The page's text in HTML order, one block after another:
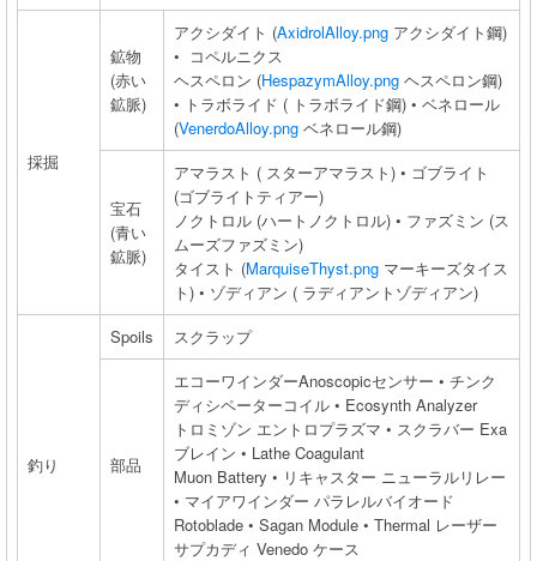
採掘
鉱物
(赤い
鉱脈)
アクシダイト (AxidrolAlloy.png アクシダイト鋼)
• コペルニクス
ヘスペロン (HespazymAlloy.png ヘスペロン鋼)
• トラボライド ( トラボライド鋼) • ベネロール
(VenerdoAlloy.png ベネロール鋼)
宝石
(青い
鉱脈)
アマラスト ( スターアマラスト) • ゴブライト
(ゴブライトティアー)
ノクトロル (ハートノクトロル) • ファズミン (ス
ムーズファズミン)
タイスト (MarquiseThyst.png マーキーズタイス
ト) • ゾディアン ( ラディアントゾディアン)
釣り
Spoils スクラップ
部品
エコーワインダーAnoscopicセンサー • チンク
ディシペーターコイル • Ecosynth Analyzer
トロミゾン エントロプラズマ • スクラバー Exa
ブレイン • Lathe Coagulant
Muon Battery • リキャスター ニューラルリレー
• マイアワインダー パラレルバイオード
Rotoblade • Sagan Module • Thermal レーザー
サプカディ Venedo ケース